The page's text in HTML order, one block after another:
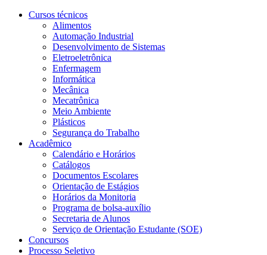
Cursos técnicos
Alimentos
Automação Industrial
Desenvolvimento de Sistemas
Eletroeletrônica
Enfermagem
Informática
Mecânica
Mecatrônica
Meio Ambiente
Plásticos
Segurança do Trabalho
Acadêmico
Calendário e Horários
Catálogos
Documentos Escolares
Orientação de Estágios
Horários da Monitoria
Programa de bolsa-auxílio
Secretaria de Alunos
Serviço de Orientação Estudante (SOE)
Concursos
Processo Seletivo